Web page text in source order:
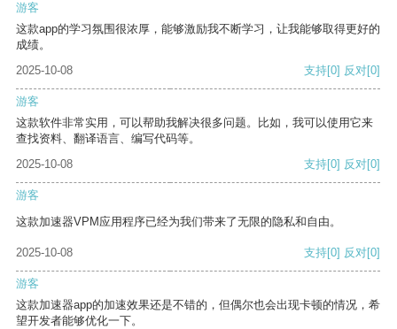
游客
这款app的学习氛围很浓厚，能够激励我不断学习，让我能够取得更好的
成绩。
2025-10-08
支持[0] 反对[0]
游客
这款软件非常实用，可以帮助我解决很多问题。比如，我可以使用它来
查找资料、翻译语言、编写代码等。
2025-10-08
支持[0] 反对[0]
游客
这款加速器VPM应用程序已经为我们带来了无限的隐私和自由。
2025-10-08 支持[0] 反对[0]
游客
这款加速器app的加速效果还是不错的，但偶尔也会出现卡顿的情况，希
望开发者能够优化一下。